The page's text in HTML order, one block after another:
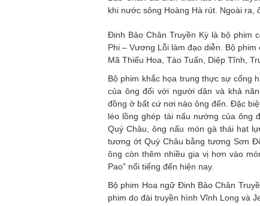
khi nước sông Hoàng Hà rút. Ngoài ra,
Đinh Bảo Chân Truyền Kỳ là bộ phim
Phi – Vương Lỗi làm đạo diễn. Bộ
Mã Thiếu Hoa, Tào Tuấn, Diệp Tĩnh,
Bộ phim khắc họa trung thực sự cống
của ông đối với người dân và khả
đồng ở bất cứ nơi nào ông đến. Đặc
léo lồng ghép tài nấu nướng của ông
Quý Châu, ông nấu món gà thái hạt
tương ớt Quý Châu bằng tương Sơn
ông còn thêm nhiều gia vị hơn vào
Pao” nổi tiếng đến hiện nay.
Bộ phim Hoa ngữ Đinh Bảo Chân
phim do đài truyền hình Vĩnh Long và